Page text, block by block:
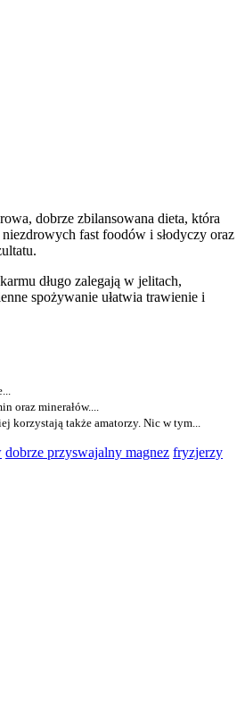
dobrze zbilansowana dieta, która
fast foodów i słodyczy oraz
długo zalegają w jelitach,
spożywanie ułatwia trawienie i
minerałów....
korzystają także amatorzy. Nic w tym...
dobrze przyswajalny magnez fryzjerzy